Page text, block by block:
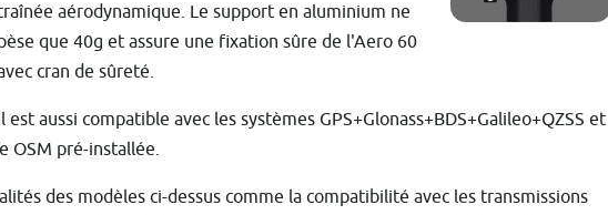
aérodynamique. Le support en aluminium ne
que 40g et assure une fixation sûre de l'Aero 60
cran de sûreté.
est aussi compatible avec les systèmes GPS+Glonass+BDS+Galileo+QZSS et
OSM pré-installée.
des modèles ci-dessus comme la compatibilité avec les transmissions